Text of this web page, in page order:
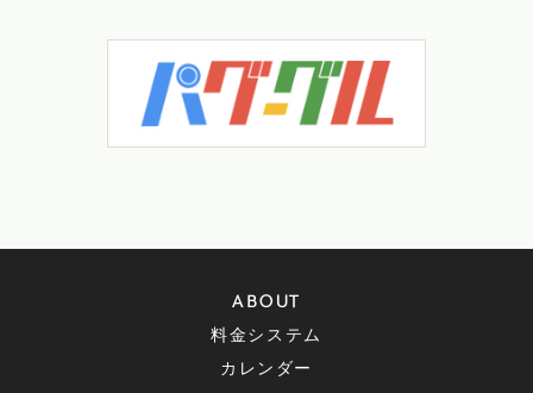
ABOUT
料金システム
カレンダー